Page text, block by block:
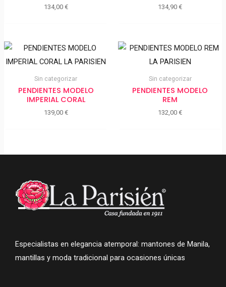
134,00 € 134,90€
Sin categorizar
PENDIENTES MODELO
IMPERIAL CORAL
139,00 €
Sin categorizar
PENDIENTES MODELO
REM
132,00€
Especialistas en elegancia atemporal: mantones de Manila,
mantillas y moda tradicional para ocasiones únicas